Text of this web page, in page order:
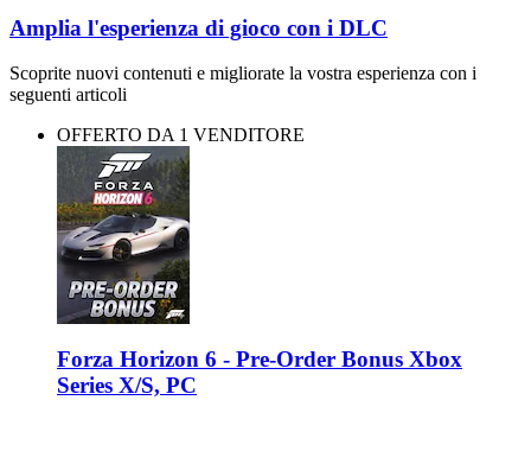
Amplia l'esperienza di gioco con i DLC
Scoprite nuovi contenuti e migliorate la vostra esperienza con i
seguenti articoli
OFFERTO DA 1 VENDITORE
Forza Horizon 6 - Pre-Order Bonus Xbox
Series X/S, PC